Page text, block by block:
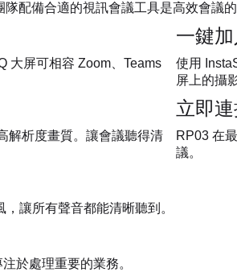
配備合適的視訊會議工具是高效會議的
大屏可相容 Zoom、Teams
一鍵
使用
屏上的攝
解析度畫質。讓會議聽得清
立即
RP03 在
議。
讓所有聲音都能清晰聽到。
於處理重要的業務。